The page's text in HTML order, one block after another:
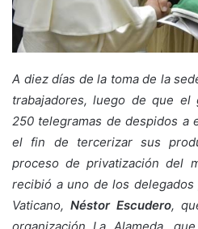
A diez días de la toma de la
trabajadores, luego de que el
250 telegramas de despidos a
el fin de tercerizar sus
proceso de privatización del
recibió a uno de los
Vaticano,Néstor Escudero,